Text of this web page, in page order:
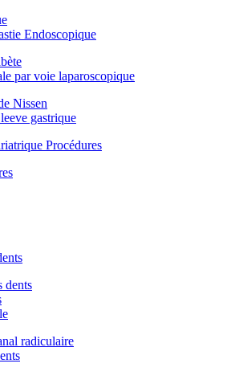
Endoscopique
par voie laparoscopique
Nissen
gastrique
Procédures
dents
radiculaire